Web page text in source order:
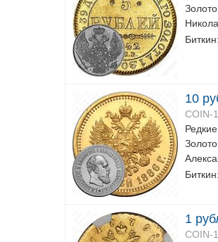
Золото
10
COIN-
Редкие
Золото
1
COIN-